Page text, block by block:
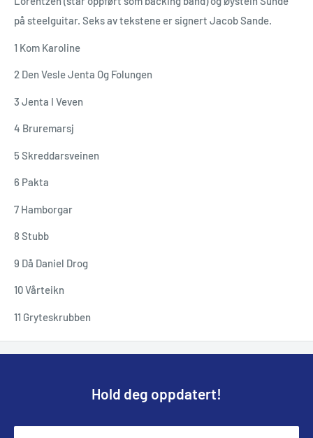
på steelguitar. Seks av tekstene er signert Jacob Sande.
1 Kom Karoline
2 Den Vesle Jenta Og Folungen
3 Jenta I Veven
4 Bruremarsj
5 Skreddarsveinen
6 Pakta
7 Hamborgar
8 Stubb
9 Då Daniel Drog
10 Vårteikn
11 Gryteskrubben
Hold deg oppdatert!